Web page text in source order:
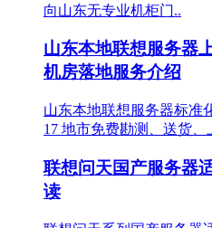
向山东无专业机柜门..
山东本地联想服务器
机房落地服务介绍
山东本地联想服务器标准
17 地市免费勘测、送货、
联想问天国产服务器
读